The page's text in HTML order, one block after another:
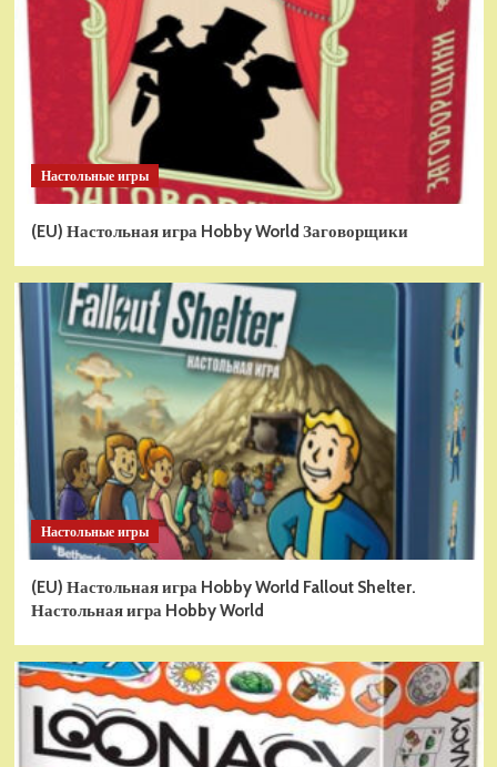
Настольные игры
(EU) Настольная игра Hobby World Заговорщики
Настольные игры
(EU) Настольная игра Hobby World Fallout Shelter.
Настольная игра Hobby World